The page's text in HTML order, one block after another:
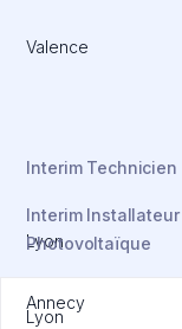
Valence
Interim Technicien
Lyon
Annecy
Interim Installateur
Photovoltaïque
Lyon